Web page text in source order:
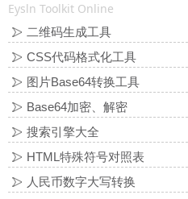
Eysln Toolkit Online
二维码生成工具
CSS代码格式化工具
图片Base64转换工具
Base64加密、解密
搜索引擎大全
HTML特殊符号对照表
人民币数字大写转换